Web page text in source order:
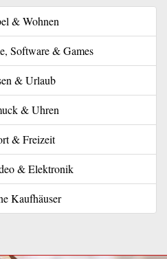
& Wohnen
Software & Games
& Urlaub
& Uhren
& Freizeit
& Elektronik
Kaufhäuser